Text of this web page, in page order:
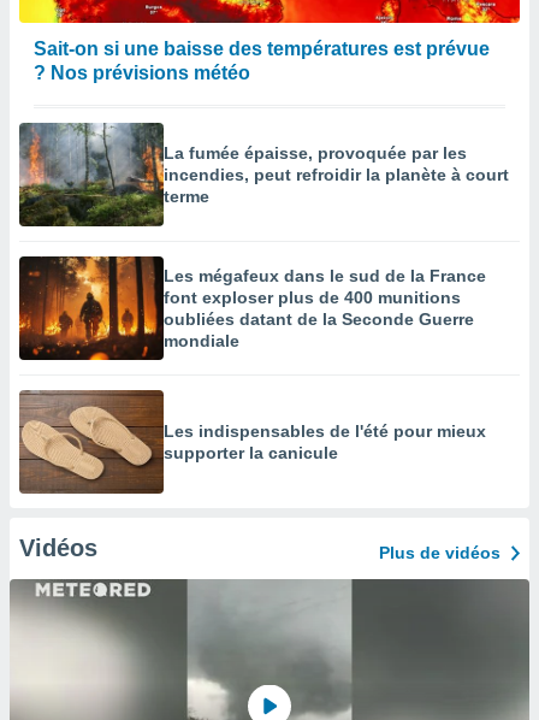
Sait-on si une baisse des températures est prévue
? Nos prévisions météo
La fumée épaisse, provoquée par les
incendies, peut refroidir la planète à court
terme
Les mégafeux dans le sud de la France
font exploser plus de 400 munitions
oubliées datant de la Seconde Guerre
mondiale
Les indispensables de l'été pour mieux
supporter la canicule
Vidéos Plus de vidéos